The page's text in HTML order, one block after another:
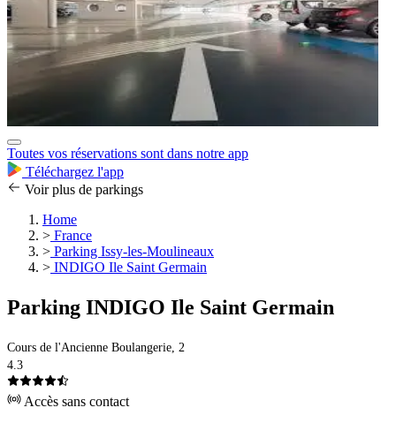
Toutes vos réservations sont dans notre app
Téléchargez l'app
Voir plus de parkings
Home
> France
> Parking Issy-les-Moulineaux
> INDIGO Ile Saint Germain
Parking INDIGO Ile Saint Germain
Cours de l'Ancienne Boulangerie, 2
4.3
Accès sans contact